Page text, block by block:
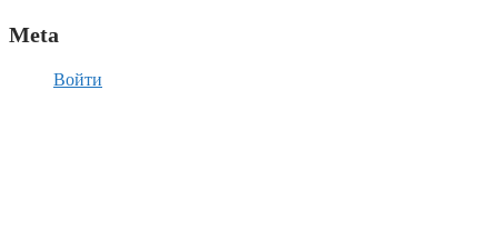
Meta
Войти